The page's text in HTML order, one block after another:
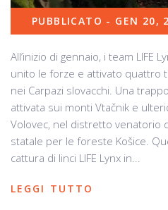
PUBBLICATO - GEN 20,
All’inizio di gennaio, i team LIFE
unito le forze e attivato quattro
nei Carpazi slovacchi. Una
attivata sui monti Vtačnik e
Volovec, nel distretto venatorio
statale per le foreste Košice.
cattura di linci LIFE Lynx in...
LEGGI TUTTO